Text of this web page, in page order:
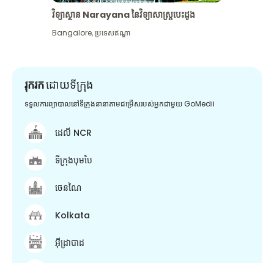
វិទ្យាស្ថាន Narayana នៃវិទ្យាសាស្រ្តបេះដូង
Bangalore,ប្រទេសឥណ្ឌា
រុករកដោយទីក្រុង
ទទួលការព្យាបាលនៅទីក្រុងនានាតាមជម្រើសរបស់អ្នកជាមួយ GoMedii
ដេលី NCR
ទីក្រុងបុមបៃ
ចេនណៃ
Kolkata
អ៊ីដ្រាបាដ